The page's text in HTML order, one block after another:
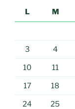
L
M
3 4
10 11
17 18
24 25